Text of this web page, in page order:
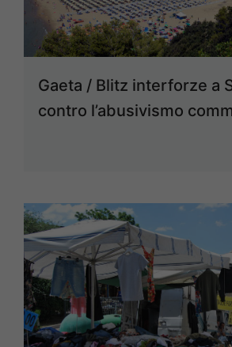
Gaeta / Blitz interforze a
contro l’abusivismo